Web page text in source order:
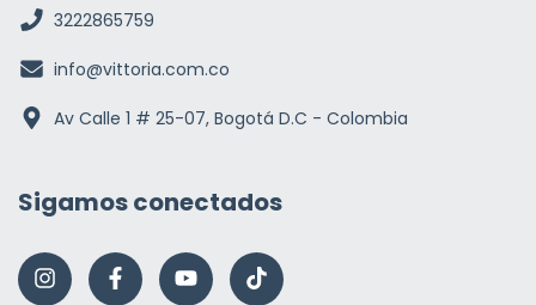
3222865759
info@vittoria.com.co
Av Calle 1 # 25-07, Bogotá D.C - Colombia
Sigamos conectados